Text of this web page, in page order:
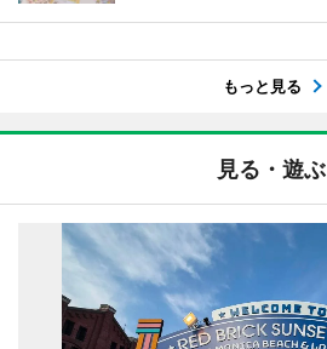
もっと見る
見る・遊ぶ